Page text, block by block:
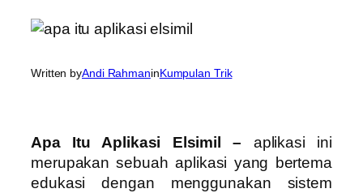
Written byAndi RahmaninKumpulan Trik
Apa Itu Aplikasi Elsimil – aplikasi ini
merupakan sebuah aplikasi yang bertema
edukasi dengan menggunakan sistem